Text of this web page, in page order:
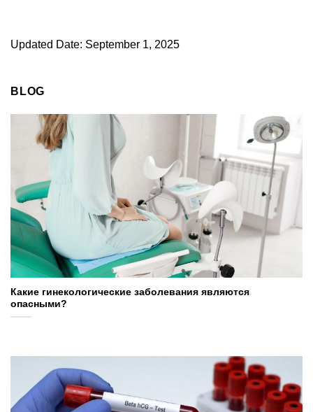
Updated Date: September 1, 2025
BLOG
Какие гинекологические заболевания являются
опасными?